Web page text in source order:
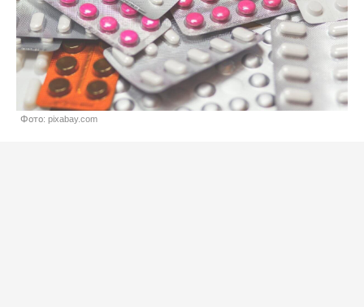
Фото: pixabay.com